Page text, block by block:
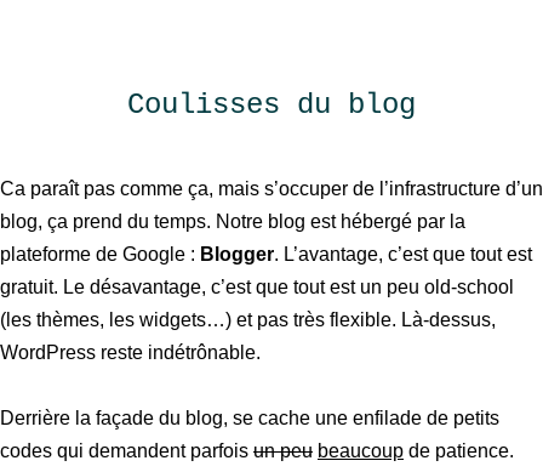
Coulisses du blog
Ca paraît pas comme ça, mais s’occuper de l’infrastructure d’un
blog, ça prend du temps. Notre blog est hébergé par la
plateforme de Google : Blogger. L’avantage, c’est que tout est
gratuit. Le désavantage, c’est que tout est un peu old-school
(les thèmes, les widgets…) et pas très flexible. Là-dessus,
WordPress reste indétrônable.
Derrière la façade du blog, se cache une enfilade de petits
codes qui demandent parfois un peu beaucoup de patience.